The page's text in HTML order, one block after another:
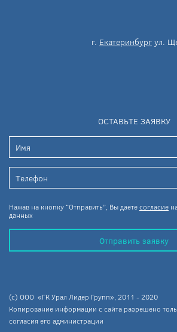
г. Екатеринбург ул.
ОСТАВЬТЕ ЗАЯВКУ
Нажав на кнопку “Отправить”, Вы даетесогласие
данных
Отправить заявку
(c) ООО «ГК Урал Лидер Групп», 2011 - 2020
Копирование информации с сайта разрешено
согласия его администрации